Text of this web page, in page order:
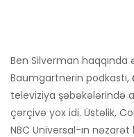
Ben Silverman haqqında
Baumgartnerin podkastı,
televiziya şəbəkələrində
çərçivə yox idi. Üstəlik,
NBC Universal-ın